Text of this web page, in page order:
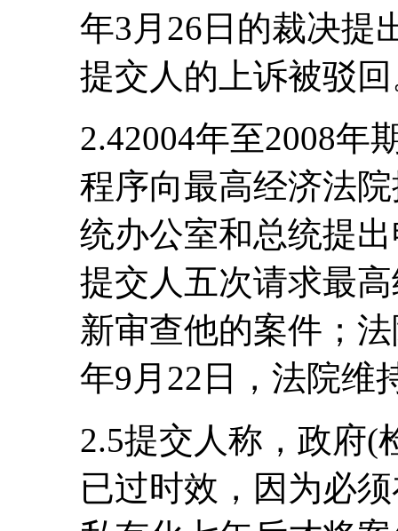
年3月26日的裁决提
提交人的上诉被驳
2.42004年至2008年
程序向最高经济法
统办公室和总统提
提交人五次请求最
新审查他的案件；
年9月22日，法院维
2.5提交人称，政府(
已过时效，因为必